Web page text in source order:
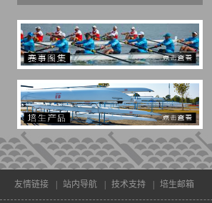
友情链接 | 站内导航 | 技术支持 | 培生邮箱